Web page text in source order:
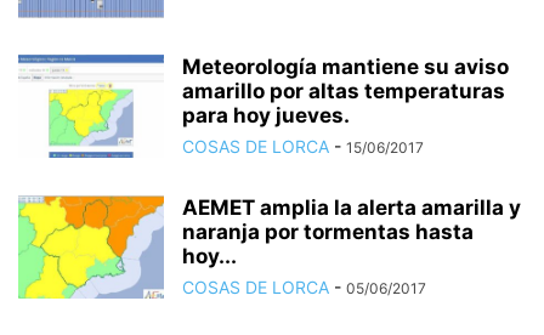
Meteorología mantiene su aviso
amarillo por altas temperaturas
para hoy jueves.
COSAS DE LORCA - 15/06/2017
AEMET amplia la alerta amarilla y
naranja por tormentas hasta
hoy...
COSAS DE LORCA - 05/06/2017